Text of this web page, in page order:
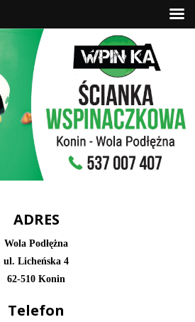
ADRES
Wola Podłężna
ul. Licheńska 4
62-510 Konin
Telefon